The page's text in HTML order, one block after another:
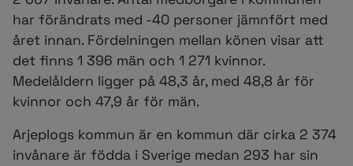
har förändrats med -40 personer jämnfört med
året innan. Fördelningen mellan könen visar att
det finns 1 396 män och 1 271 kvinnor.
Medelåldern ligger på 48,3 år, med 48,8 år för
kvinnor och 47,9 år för män.
Arjeplogs kommun är en kommun där cirka 2 374
invånare är födda i Sverige medan 293 har sin